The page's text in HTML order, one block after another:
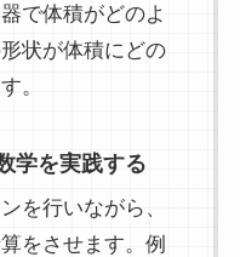
で体積がどのよ
状が体積にどの
。
学を実践する
を行いながら、
をさせます。例